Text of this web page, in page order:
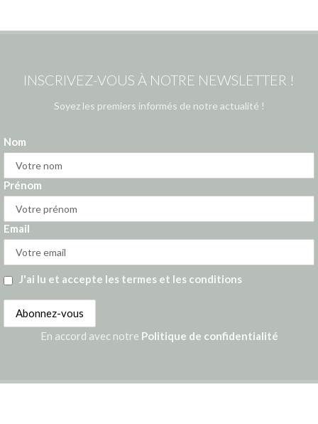
INSCRIVEZ-VOUS À NOTRE NEWSLETTER !
Soyez les premiers informés de notre actualité !
Nom
Prénom
Email
J'ai lu et accepte les termes et les conditions
En accord avec notre Politique de confidentialité